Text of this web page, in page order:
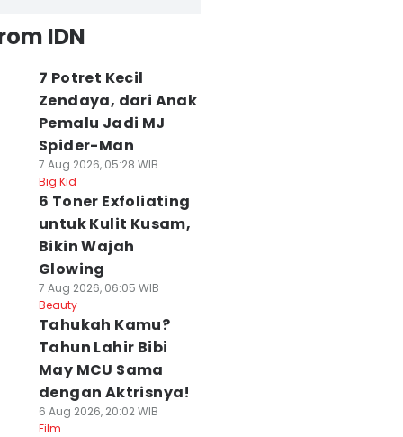
IDN
7 Potret Kecil
Zendaya, dari Anak
Pemalu Jadi MJ
Spider-Man
7 Aug 2026, 05:28 WIB
Big Kid
6 Toner Exfoliating
untuk Kulit Kusam,
Bikin Wajah
Glowing
7 Aug 2026, 06:05 WIB
Beauty
Tahukah Kamu?
Tahun Lahir Bibi
May MCU Sama
dengan Aktrisnya!
6 Aug 2026, 20:02 WIB
Film